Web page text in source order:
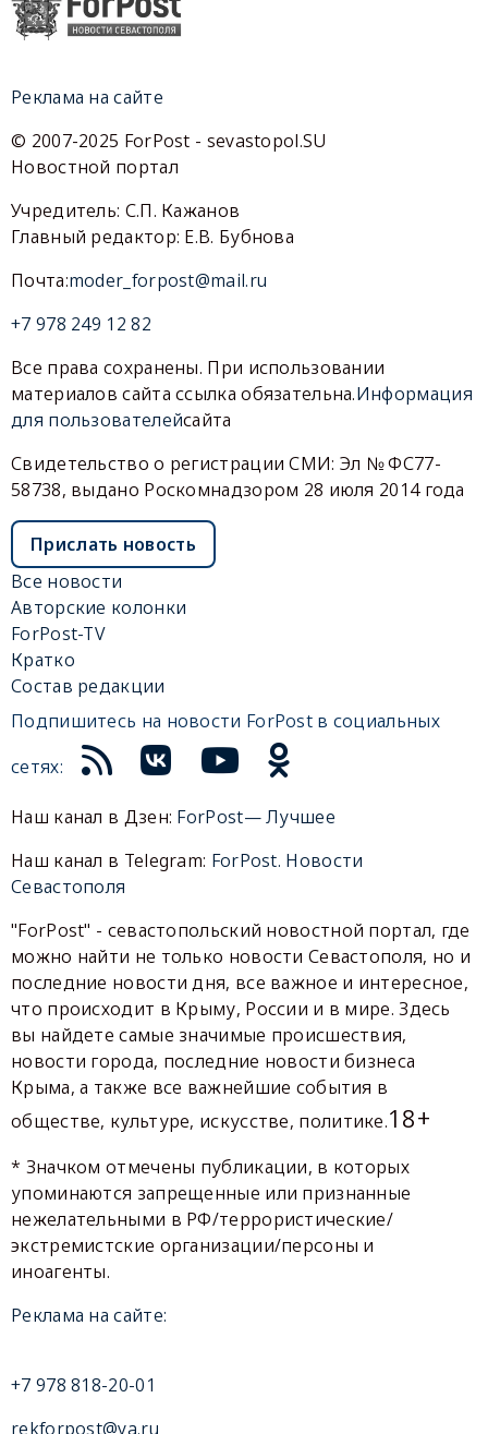
Реклама на сайте
© 2007-2025 ForPost - sevastopol.SU
Новостной портал
Учредитель: С.П. Кажанов
Главный редактор: Е.В. Бубнова
Почта:moder_forpost@mail.ru
+7 978 249 12 82
Все права сохранены. При использовании
материалов сайта ссылка обязательна.Информация
для пользователейсайта
Свидетельство о регистрации СМИ: Эл № ФС77-
58738, выдано Роскомнадзором 28 июля 2014 года
Прислать новость
Все новости
Авторские колонки
ForPost-TV
Кратко
Состав редакции
Подпишитесь на новости ForPost в социальных
сетях:
Наш канал в Дзен: ForPost— Лучшее
Наш канал в Telegram: ForPost. Новости
Севастополя
"ForPost" - севастопольский новостной портал, где
можно найти не только новости Севастополя, но и
последние новости дня, все важное и интересное,
что происходит в Крыму, России и в мире. Здесь
вы найдете самые значимые происшествия,
новости города, последние новости бизнеса
Крыма, а также все важнейшие события в
обществе, культуре, искусстве, политике.18+
* Значком отмечены публикации, в которых
упоминаются запрещенные или признанные
нежелательными в РФ/террористические/
экстремистские организации/персоны и
иноагенты.
Реклама на сайте:
+7 978 818-20-01
rekforpost@ya.ru